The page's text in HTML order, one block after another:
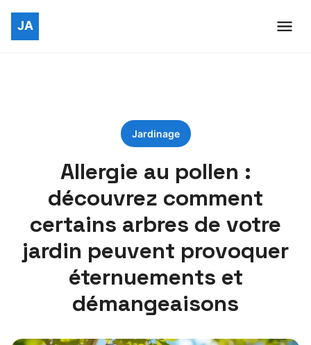
Jardinage
Allergie au pollen :
découvrez comment
certains arbres de votre
jardin peuvent provoquer
éternuements et
démangeaisons